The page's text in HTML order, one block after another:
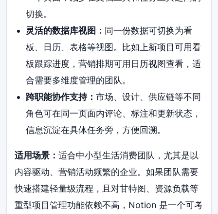
切换。
灵活的数据库视图： 同一份数据可切换为看
板、日历、表格等视图。比如上新项目可用看
板跟踪进度，营销排期可用日历视图查看，适
合需要多维度管理的团队。
跨职能协作支持： 市场、设计、供应链等不同
角色可在同一页面内评论、标注和更新状态，
信息沉淀在具体任务旁，方便回溯。
适用场景：适合中小型生活消费团队，尤其是以
内容驱动、营销活动频繁的企业。如果团队需要
快速搭建轻量级流程，且对甘特图、资源负载等
重型项目管理功能依赖不高，Notion 是一个可考